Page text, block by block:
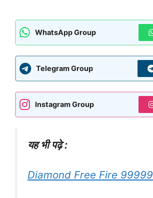
WhatsApp Group
Telegram Group
Instagram Group
यह भी पढ़े :
Diamond Free Fire 99999